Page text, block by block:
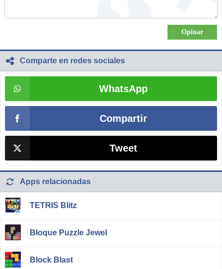
Comparte en redes sociales
WhatsApp
Compartir
Tweet
Apps relacionadas
TETRIS Blitz
Bloque Puzzle Jewel
Block Blast